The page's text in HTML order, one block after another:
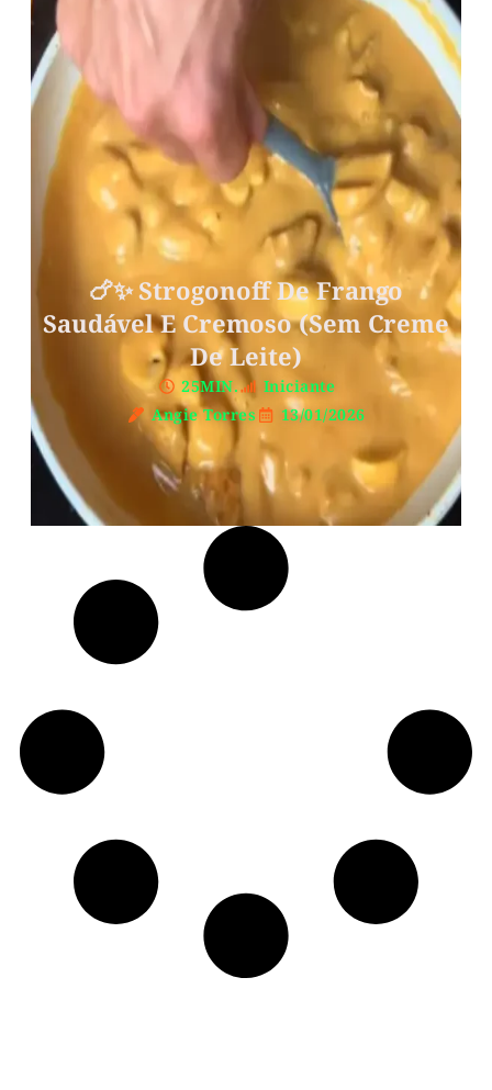
🍗✨ Strogonoff De Frango
Saudável E Cremoso (Sem Creme
De Leite)
25MIN.
Iniciante
Angie Torres
13/01/2026